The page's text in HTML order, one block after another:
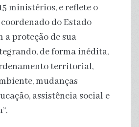
ministérios, e reflete o
do Estado
a proteção de sua
de forma inédita,
territorial,
mudanças
assistência social e